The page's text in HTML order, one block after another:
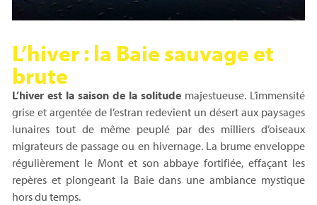
L’hiver : la Baie sauvage et
brute
L’hiver est la saison de la solitude majestueuse. L’immensité
grise et argentée de l’estran redevient un désert aux paysages
lunaires tout de même peuplé par des milliers d’oiseaux
migrateurs de passage ou en hivernage. La brume enveloppe
régulièrement le Mont et son abbaye fortifiée, effaçant les
repères et plongeant la Baie dans une ambiance mystique
hors du temps.